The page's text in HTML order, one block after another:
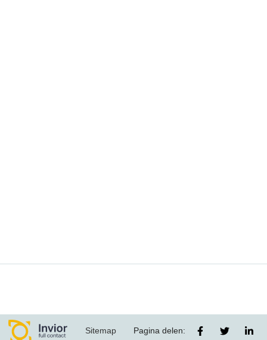
Sitemap Pagina delen: